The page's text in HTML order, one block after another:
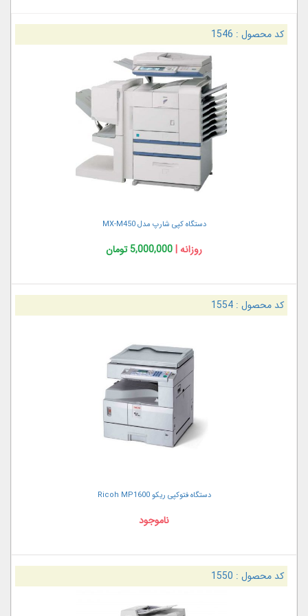
کد محصول : 1546
دستگاه کپی شارپ مدل MX-M450
روزانه | 5,000,000 تومان
کد محصول :1554
دستگاه فتوکپی ریکو Ricoh MP1600
ناموجود
کد محصول : 1550